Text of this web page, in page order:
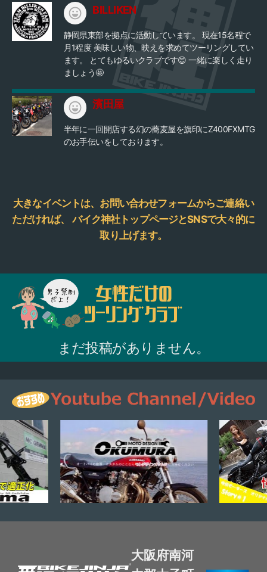
BILLIKEN
静岡県東部を拠点に活動しています。 現在15名程で
月1程度 美味しい物、映えを求めてツーリングしてい
ます。 とてもゆるいクラブです😊 一緒に楽しく走り
ましょう🤩
濱田屋
半年に一回開店する幻の蕎麦屋を旗印にZ400FXMTG
のお手伝いをしております。
大きなイベントは、お問い合わせフォームからご連絡い
ただければ、
バイク神社トップページとSNSで大々的に
取り上げます。
まだ投稿がありません。
大阪府南河